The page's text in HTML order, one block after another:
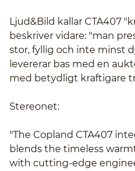
Ljud&Bild kallar CTA407
beskriver vidare: "man
stor, fyllig och inte minst
levererar bas med en
med betydligt kraftigare
Stereonet:
"The Copland CTA407
blends the timeless
with cutting-edge